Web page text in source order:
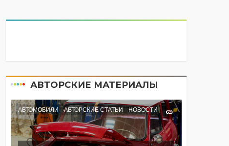
АВТОРСКИЕ МАТЕРИАЛЫ
АВТОМОБИЛИ АВТОРСКИЕ СТАТЬИ НОВОСТИ